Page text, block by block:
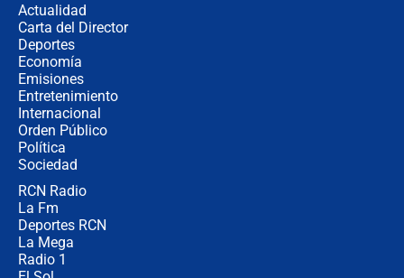
Actualidad
Carta del Director
Deportes
Economía
Emisiones
Entretenimiento
Internacional
Orden Público
Política
Sociedad
RCN Radio
La Fm
Deportes RCN
La Mega
Radio 1